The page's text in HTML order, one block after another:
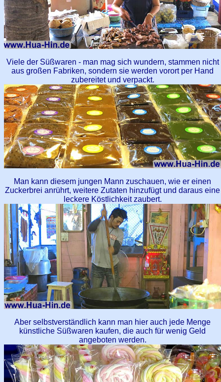
Viele der Süßwaren - man mag sich wundern, stammen nicht
aus großen Fabriken, sondern sie werden vorort per Hand
zubereitet und verpackt.
Man kann diesem jungen Mann zuschauen, wie er einen
Zuckerbrei anrührt, weitere Zutaten hinzufügt und daraus eine
leckere Köstlichkeit zaubert.
Aber selbstverständlich kann man hier auch jede Menge
künstliche Süßwaren kaufen, die auch für wenig Geld
angeboten werden.